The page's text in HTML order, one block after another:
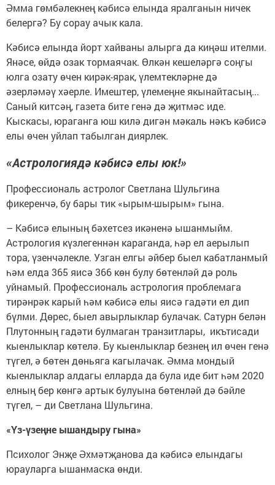
Әмма гөмбәлекнең кәбисә елында яралганын ничек
белергә? Бу сорау ачык кала.
Кәбисә елында йорт хайваны алырга да киңәш ителми.
Янәсе, өйдә озак тормаячак. Өлкән кешеләргә соңгы
юлга озату өчен кирәк-ярак, үлемтекләрне дә
әзерләмәү хәерле. Имештер, үлемеңне якынайтасың...
Саный китсәң, газета бите генә дә җитмәс иде.
Кыскасы, юраганга юш килә дигән мәкаль нәкъ кәбисә
елы өчен уйлап табылган диярлек.
«Астрологиядә кәбисә елы юк!»
Профессиональ астролог Светлана Шульгина
фикеренчә, бу бары тик «ырым-шырым» гына.
– Кәбисә елының бәхетсез икәненә ышанмыйм.
Астрология күзлегеннән караганда, һәр ел аерылып
тора, үзенчәлекле. Узган елгы әйбер быел кабатланмый
һәм елда 365 яисә 366 көн булу бөтенләй дә роль
уйнамый. Профессиональ астрология проблемага
тирәнрәк карый һәм кәбисә елы яисә гадәти ел дип
бүлми. Дөрес, быел авырлыклар булачак. Сатурн белән
Плутонның гадәти булмаган транзитлары, икътисади
кыенлыклар көтелә. Бу кыенлыклар безнең ил өчен генә
түгел, ә бөтен дөньяга кагылачак. Әмма мондый
кыенлыклар алдагы елларда да була иде бит һәм 2020
елның бер көнгә артык булуына бөтенләй дә бәйле
түгел, – ди Светлана Шульгина.
«Үз-үзеңне ышандыру гына»
Психолог Энҗе Әхмәтҗанова да кәбисә елындагы
юрауларга ышанмаска өнди.